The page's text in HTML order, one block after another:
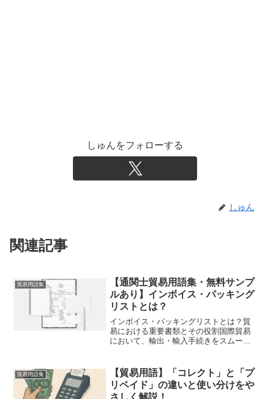
しゅんをフォローする
しゅん
関連記事
貿易用語集
【通関士貿易用語集・無料サンプ
ルあり】インボイス・パッキング
リストとは？
インボイス・パッキングリストとは？貿
易における重要書類とその役割国際貿易
において、輸出・輸入手続きをスムーズ
も、インボイス（Invoice）とパッキング
リスト（Pack...
貿易用語集
【貿易用語】「コレクト」と「プ
リペイド」の違いと使い分けをや
さしく解説！